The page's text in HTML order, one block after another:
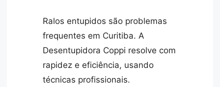
Ralos entupidos são problemas
frequentes em Curitiba. A
Desentupidora Coppi resolve com
rapidez e eficiência, usando
técnicas profissionais.